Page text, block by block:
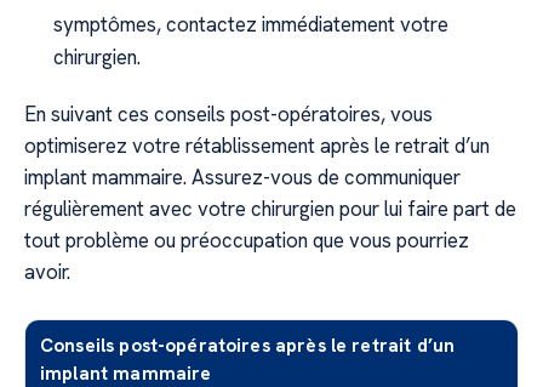
symptômes, contactez immédiatement votre
chirurgien.
En suivant ces conseils post-opératoires, vous
optimiserez votre rétablissement après le retrait d’un
implant mammaire. Assurez-vous de communiquer
régulièrement avec votre chirurgien pour lui faire part de
tout problème ou préoccupation que vous pourriez
avoir.
Conseils post-opératoires après le retrait d’un
implant mammaire